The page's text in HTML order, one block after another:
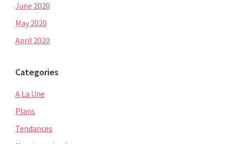
June 2020
May 2020
April 2020
Categories
A La Une
Plans
Tendances